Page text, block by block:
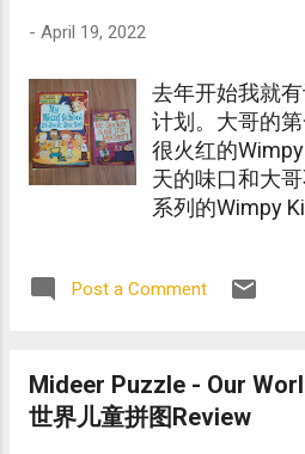
- April 19, 2022
去年开始我就
计划。大哥的
很火红的
天的味口和大
系列的Wimpy
School。觉得
Post a Comment
Mideer Puzzle - Our
世界儿童拼图Review